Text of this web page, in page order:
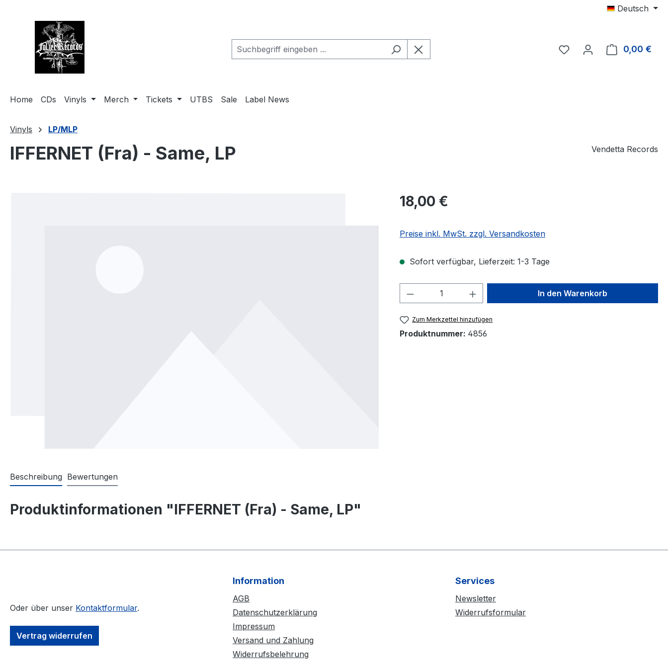
Deutsch
0,00 €
Home CDs Vinyls Merch Tickets UTBS Sale Label News
Vinyls LP/MLP
IFFERNET (Fra) - Same, LP Vendetta Records
Regulärer Preis:
18,00 €
Preise inkl. MwSt. zzgl. Versandkosten
Sofort verfügbar, Lieferzeit: 1-3 Tage
Produkt Anzahl: Gib den gewünschten Wert
In den Warenkorb
Zum Merkzettel hinzufügen
Produktnummer: 4856
Beschreibung Bewertungen
Produktinformationen "IFFERNET (Fra) - Same, LP"
Oder über unser Kontaktformular.
Vertrag widerrufen
Information
AGB
Datenschutzerklärung
Impressum
Versand und Zahlung
Widerrufsbelehrung
Services
Newsletter
Widerrufsformular